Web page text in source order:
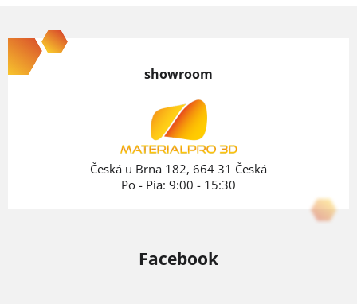
á
p
showroom
Česká u Brna 182, 664 31 Česká
Po - Pia: 9:00 - 15:30
Facebook